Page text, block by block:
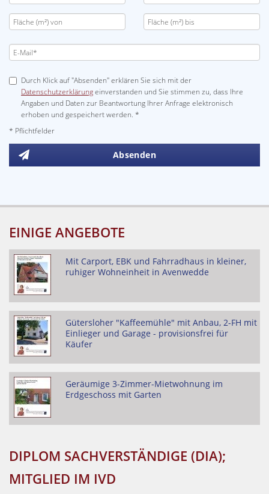
Durch Klick auf "Absenden" erklären Sie sich mit der
Datenschutzerklärungeinverstanden und Sie stimmen zu, dass Ihre
Angaben und Daten zur Beantwortung Ihrer Anfrage elektronisch
erhoben und gespeichert werden. *
* Pflichtfelder
Absenden
EINIGE ANGEBOTE
Mit Carport, EBK und Fahrradhaus in kleiner,
ruhiger Wohneinheit in Avenwedde
Gütersloher "Kaffeemühle" mit Anbau, 2-FH mit
Einlieger und Garage - provisionsfrei für
Käufer
Geräumige 3-Zimmer-Mietwohnung im
Erdgeschoss mit Garten
DIPLOM SACHVERSTÄNDIGE (DIA);
MITGLIED IM IVD